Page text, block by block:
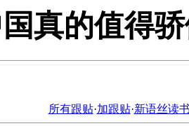
真的值得
所有跟贴·加跟贴·新语丝读